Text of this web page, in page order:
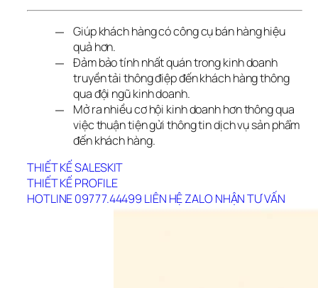
Giúp khách hàng có công cụ bán hàng hiệu
quả hơn.
Đảm bảo tính nhất quán trong kinh doanh
truyền tải thông điệp đến khách hàng thông
qua đội ngũ kinh doanh.
Mở ra nhiều cơ hội kinh doanh hơn thông qua
việc thuận tiện gửi thông tin dịch vụ sản phẩm
đến khách hàng.
THIẾT KẾ SALESKIT
THIẾT KẾ PROFILE
HOTLINE 09777.44499 LIÊN HỆ ZALO NHẬN TƯ VẤN